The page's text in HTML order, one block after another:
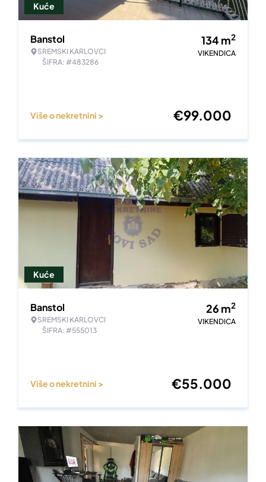
Kuće
Banstol
SREMSKI KARLOVCI
ŠIFRA: #483286
134m2
VIKENDICA
Više o nekretnini > €99.000
Kuće
Banstol
SREMSKI KARLOVCI
ŠIFRA: #555013
26 m2
VIKENDICA
Više o nekretnini > €55.000